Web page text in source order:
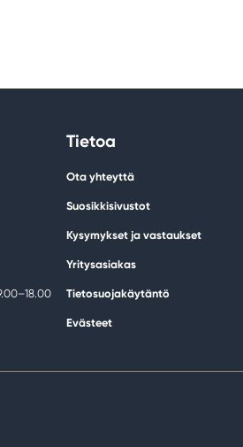
Tietoa
Ota yhteyttä
Suosikkisivustot
Kysymykset ja vastaukset
Yritysasiakas
Tietosuojakäytäntö
Evästeet